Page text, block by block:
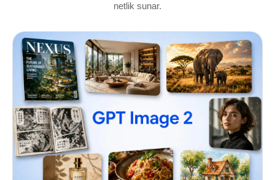
netlik sunar.